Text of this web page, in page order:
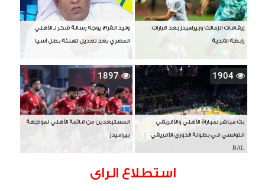
إيقافات الزمالك وبيراميدز بعد قرارات
رابطة الأندية
وليد الفراج يوجه رسالة شكر لـ الأهلي
المصري بعد تعديل تهنئة بطل آسيا
1904
بث مباشر لمباراة الأهلي والأفريقي
التونسي في بطولة الدوري الأفريقي
BAL
1897
المستبعدين من قائمة الأهلي لمواجهة
بيراميدز
استطلاع الراى